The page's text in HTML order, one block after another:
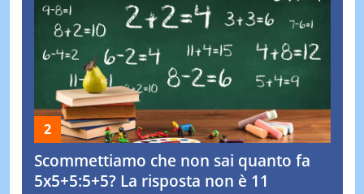
Scommettiamo che non sai quanto fa
5x5+5:5+5? La risposta non è 11